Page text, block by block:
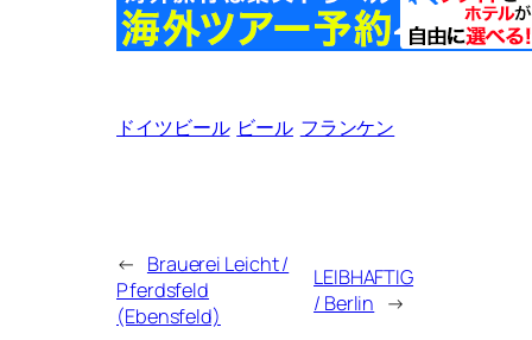
ドイツビール ビール フランケン
← Brauerei Leicht /
Pferdsfeld
(Ebensfeld)
LEIBHAFTIG
/ Berlin →